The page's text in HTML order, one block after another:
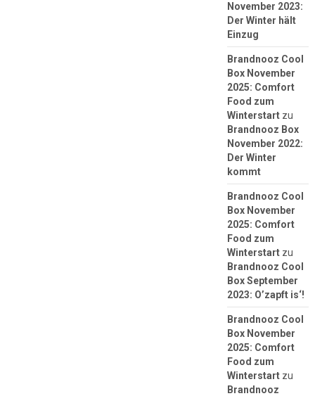
November 2023:
Der Winter hält
Einzug
Brandnooz Cool
Box November
2025: Comfort
Food zum
Winterstartzu
Brandnooz Box
November 2022:
Der Winter
kommt
Brandnooz Cool
Box November
2025: Comfort
Food zum
Winterstartzu
Brandnooz Cool
Box September
2023: O’zapft is‘!
Brandnooz Cool
Box November
2025: Comfort
Food zum
Winterstartzu
Brandnooz